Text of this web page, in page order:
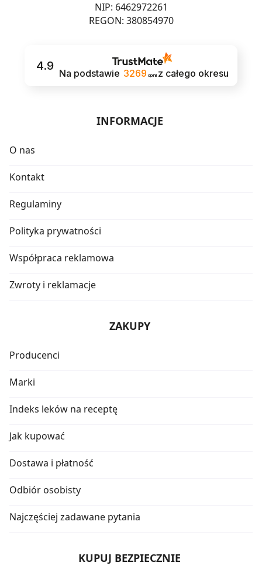
NIP: 6462972261
REGON: 380854970
4.9
Na podstawie 3269 opinii z całego okresu
INFORMACJE
O nas
Kontakt
Regulaminy
Polityka prywatności
Współpraca reklamowa
Zwroty i reklamacje
ZAKUPY
Producenci
Marki
Indeks leków na receptę
Jak kupować
Dostawa i płatność
Odbiór osobisty
Najczęściej zadawane pytania
KUPUJ BEZPIECZNIE